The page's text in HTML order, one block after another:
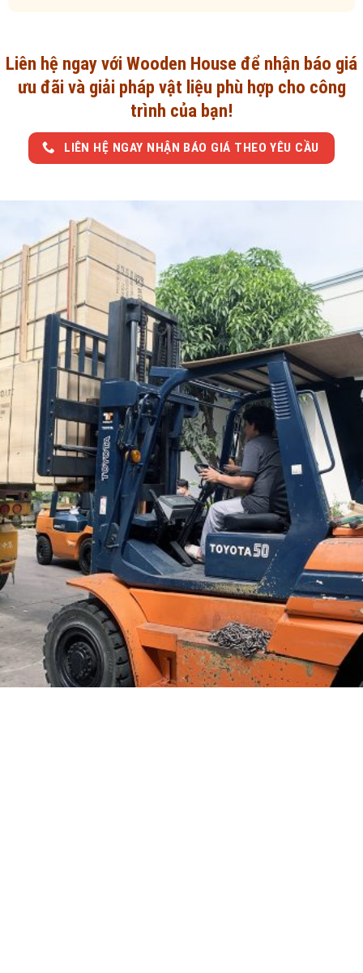
Liên hệ ngay với Wooden House để nhận báo giá
ưu đãi và giải pháp vật liệu phù hợp cho công
trình của bạn!
LIÊN HỆ NGAY NHẬN BÁO GIÁ THEO YÊU CẦU